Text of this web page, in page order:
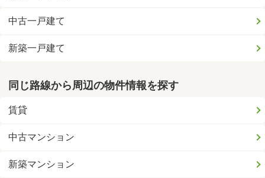
中古一戸建て
新築一戸建て
同じ路線から周辺の物件情報を探す
賃貸
中古マンション
新築マンション